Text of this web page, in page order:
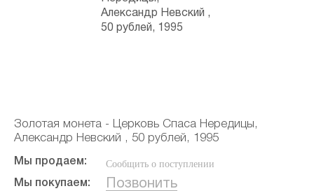
Золотая монета - Церковь Спаса Нередицы,
Александр Невский , 50 рублей, 1995
Мы продаем: Сообщить о поступлении
Мы покупаем: Позвонить